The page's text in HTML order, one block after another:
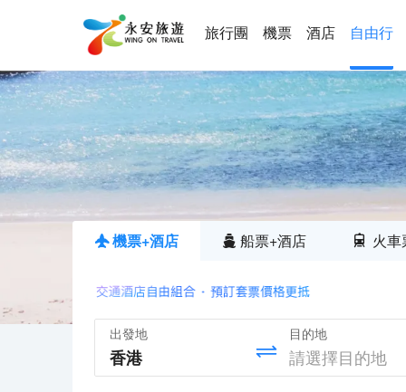
旅行團 機票 酒店 自由行
機票+酒店 船票+酒店 火車
出發地 目的地